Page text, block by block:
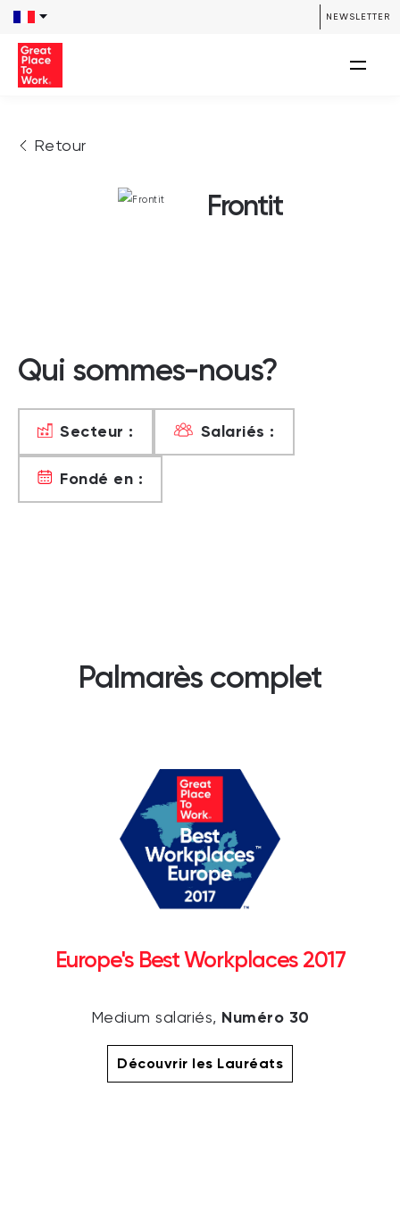
NEWSLETTER
Retour
Frontit
Qui sommes-nous?
Secteur : Salariés :
Fondé en :
Palmarès complet
Europe's Best Workplaces 2017
Medium salariés, Numéro 30
Découvrir les Lauréats